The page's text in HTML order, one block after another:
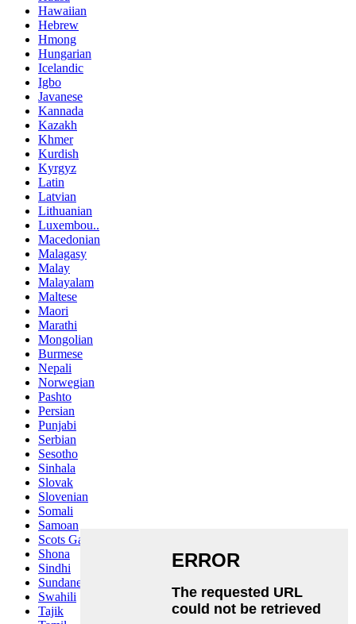
Hawaiian
Hebrew
Hmong
Hungarian
Icelandic
Igbo
Javanese
Kannada
Kazakh
Khmer
Kurdish
Kyrgyz
Latin
Latvian
Lithuanian
Luxembou..
Macedonian
Malagasy
Malay
Malayalam
Maltese
Maori
Marathi
Mongolian
Burmese
Nepali
Norwegian
Pashto
Persian
Punjabi
Serbian
Sesotho
Sinhala
Slovak
Slovenian
Somali
Samoan
Scots Gaelic
Shona
Sindhi
Sundanese
Swahili
Tajik